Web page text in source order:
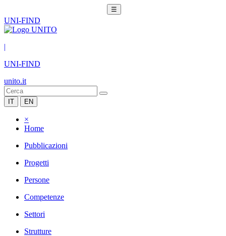
☰
UNI-FIND
|
UNI-FIND
unito.it
IT EN
×
Home
Pubblicazioni
Progetti
Persone
Competenze
Settori
Strutture